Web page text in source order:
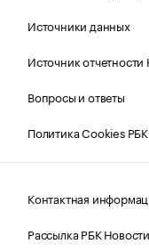
Источники данных
Источник
Вопросы и ответы
Политика Cookies РБК
Контактная
Рассылка РБК Новости